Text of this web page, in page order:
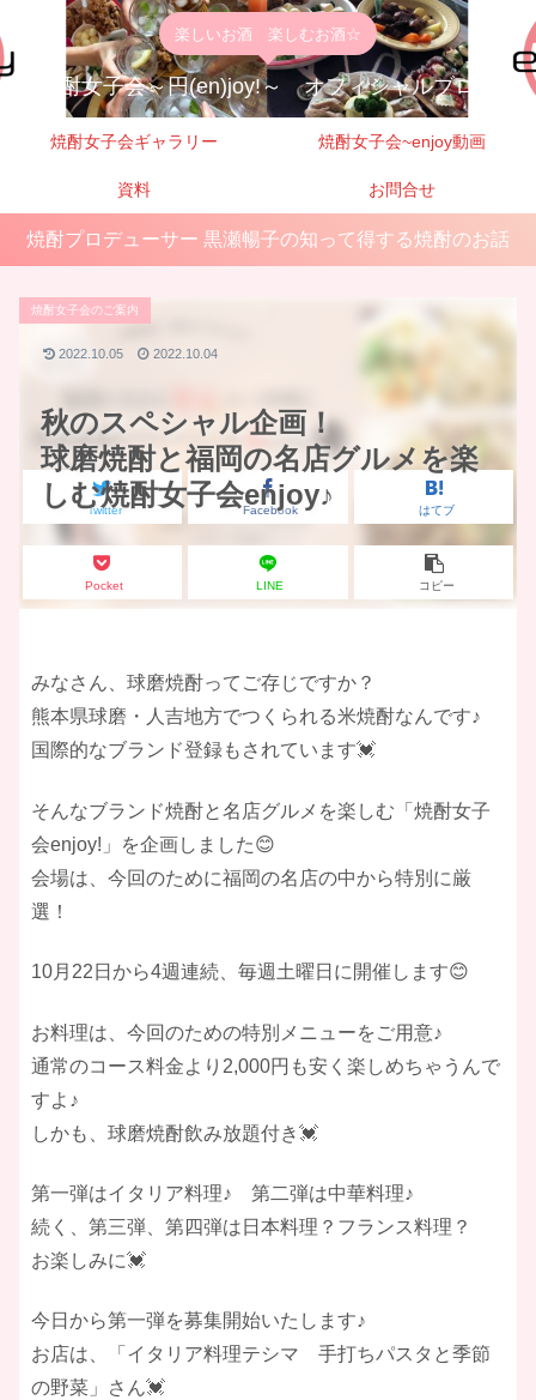
楽しいお酒 楽しむお酒☆
焼酎女子会～円(en)joy!～ オフィシャルブログ
焼酎女子会ギャラリー 焼酎女子会~enjoy動画
資料 お問合せ
焼酎プロデューサー 黒瀬暢子の知って得する焼酎のお話
秋のスペシャル企画！
球磨焼酎と福岡の名店グルメを楽
しむ焼酎女子会enjoy♪
焼酎女子会のご案内
Twitter Facebook はてブ
Pocket LINE コピー
2022.10.05 2022.10.04
みなさん、球磨焼酎ってご存じですか？
熊本県球磨・人吉地方でつくられる米焼酎なんです♪
国際的なブランド登録もされています💓
そんなブランド焼酎と名店グルメを楽しむ「焼酎女子
会enjoy!」を企画しました😊
会場は、今回のために福岡の名店の中から特別に厳
選！
10月22日から4週連続、毎週土曜日に開催します😊
お料理は、今回のための特別メニューをご用意♪
通常のコース料金より2,000円も安く楽しめちゃうんで
すよ♪
しかも、球磨焼酎飲み放題付き💓
第一弾はイタリア料理♪ 第二弾は中華料理♪
続く、第三弾、第四弾は日本料理？フランス料理？
お楽しみに💓
今日から第一弾を募集開始いたします♪
お店は、「イタリア料理テシマ 手打ちパスタと季節
の野菜」さん💓